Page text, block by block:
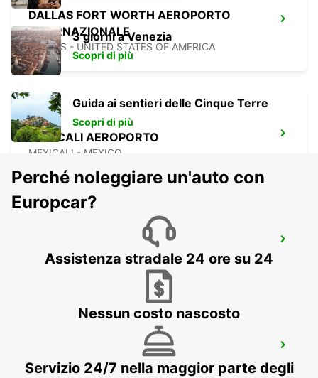
DALLAS FORT WORTH AEROPORTO
INTERNAZIONALE
DALLAS - UNITED STATES OF AMERICA
MEXICALI AEROPORTO
MEXICALI - MEXICO
CHIHUAHUA AEROPORTO
CHIHUAHUA - MEXICO
AUSTIN AEROPORTO
AUSTIN - UNITED STATES OF AMERICA
3 giorni a Venezia
Scopri di più
Guida ai sentieri delle Cinque Terre
Scopri di più
Perché noleggiare un'auto con
Europcar?
Assistenza stradale 24 ore su 24
Nessun costo nascosto
Servizio 24/7 nella maggior parte degli